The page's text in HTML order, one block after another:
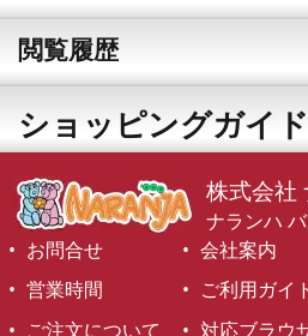
閲覧履歴
ショッピングガイド
株式会社
ナランハ
お問合せ
会社案内
営業時間
ご利用ガイ
ご注文について
対応ブラウ